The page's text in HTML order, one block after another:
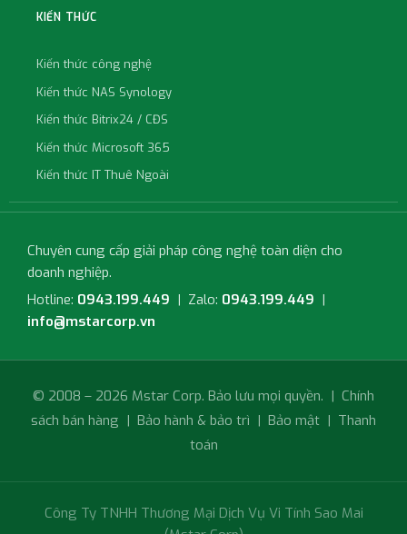
KIẾN THỨC
Kiến thức công nghệ
Kiến thức NAS Synology
Kiến thức Bitrix24 / CĐS
Kiến thức Microsoft 365
Kiến thức IT Thuê Ngoài
Chuyên cung cấp giải pháp công nghệ toàn diện cho
doanh nghiệp.
Hotline: 0943.199.449 | Zalo: 0943.199.449 |
info@mstarcorp.vn
© 2008 – 2026 Mstar Corp. Bảo lưu mọi quyền. | Chính
sách bán hàng | Bảo hành & bảo trì | Bảo mật | Thanh
toán
Công Ty TNHH Thương Mại Dịch Vụ Vi Tính Sao Mai